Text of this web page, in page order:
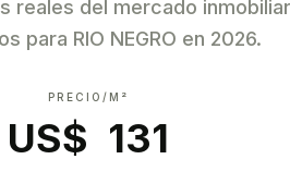
reales del mercado
para RIO NEGRO en 2026.
PRECIO/M²
US$ 131